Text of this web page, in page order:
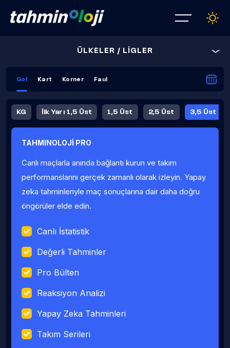
ÜLKELER / LİGLER
Gol Kart Korner Faul
KG İlk Yarı 1,5 Üst 1,5 Üst 2,5 Üst 3,5 Üst
Fauller Ortalama
TAHMINOLOJİ PRO
Canlı maçlarla anında bağlantı kurun ve takım
performanslarını gerçek zamanlı olarak izleyin. Yapay
zeka tahminleriyle maç sonuçlarına dair daha doğru
öngörüler elde edin.
Canlı İstatistik
Değerli Tahminler
Pro Bülten
Reaksiyon Analizi
Yapay Zeka Tahminleri
Takım Serileri